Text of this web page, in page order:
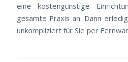
eine kostengünstige
gesamte Praxis an. Dann
unkompliziert für Sie per